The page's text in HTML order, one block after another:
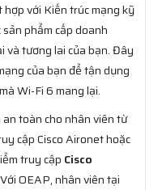
hợp với Kiến trúc mạng kỹ
sản phẩm cấp doanh
và tương lai của bạn. Đây
của bạn để tận dụng
Wi-Fi 6 mang lại.
toàn cho nhân viên từ
cập Cisco Aironet hoặc
truy cập Cisco
OEAP, nhân viên tại